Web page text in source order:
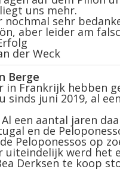
uns mehr.
sehr
aber leider am
der Weck
Berge
in Frankrijk hebben
sinds juni 2019, al
een aantal jaren
en de
Peloponessos op
uiteindelijk werd
Derksen te koop